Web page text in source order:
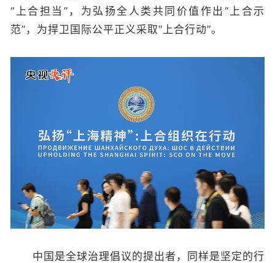
“上合担当”，为弘扬全人类共同价值作出“上合示
范”，为捍卫国际公平正义采取“上合行动”。
中国是全球治理倡议的提出者，同样是坚定的行